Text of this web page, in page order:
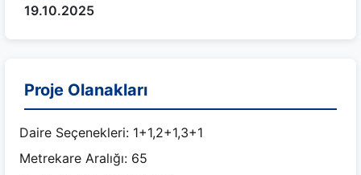
19.10.2025
Proje Olanakları
Daire Seçenekleri: 1+1,2+1,3+1
Metrekare Aralığı: 65